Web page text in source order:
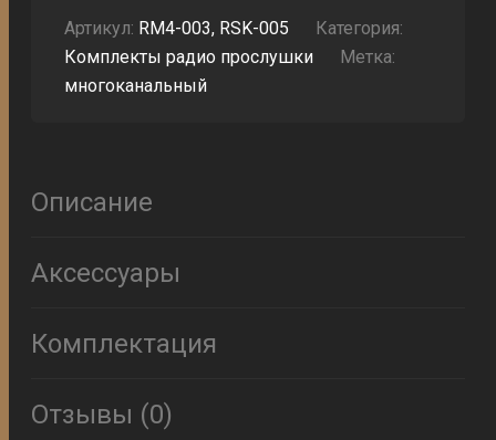
Артикул: RM4-003, RSK-005
Категория:
Комплекты радио прослушки
Метка:
многоканальный
Описание
Аксессуары
Комплектация
Отзывы (0)